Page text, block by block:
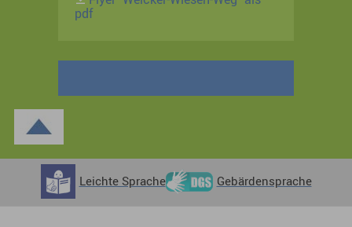
pdf
Leichte Sprache Gebärdensprache